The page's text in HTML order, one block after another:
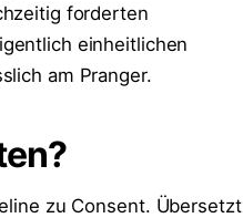
forderten
einheitlichen
am Pranger.
zu Consent. Übersetzt